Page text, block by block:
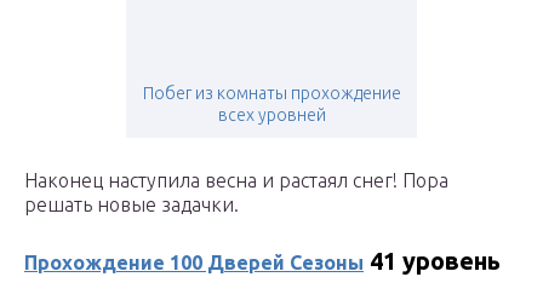
Побег из комнаты прохождение
всех уровней
Наконец наступила весна и растаял снег! Пора
решать новые задачки.
Прохождение 100 Дверей Сезоны 41 уровень